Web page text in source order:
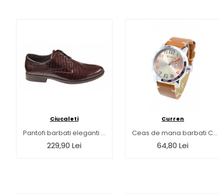
Ciucaleti
Pantofi barbati eleganti din piele naturala - Model 101CROCO
229,90 Lei
Curren
Ceas de mana barbati Curren, casual M8254TR
64,80 Lei